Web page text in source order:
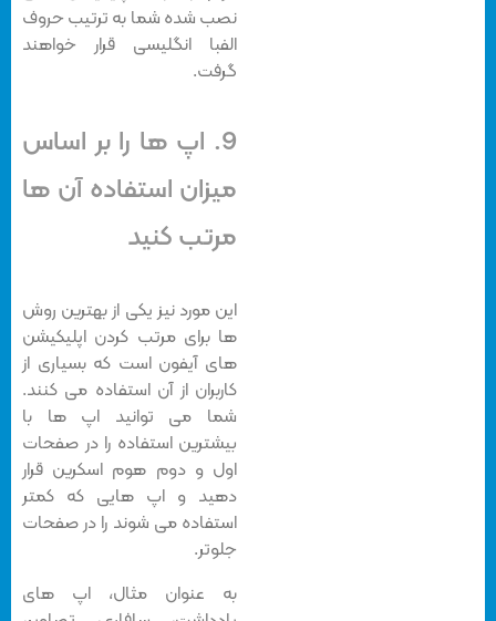
نصب شده شما به ترتیب حروف
الفبا انگلیسی قرار خواهند
گرفت.
9. اپ ها را بر اساس
میزان استفاده آن ها
مرتب کنید
این مورد نیز یکی از بهترین روش
ها برای مرتب کردن اپلیکیشن
های آیفون است که بسیاری از
کاربران از آن استفاده می کنند.
شما می توانید اپ ها با
بیشترین استفاده را در صفحات
اول و دوم هوم اسکرین قرار
دهید و اپ هایی که کمتر
استفاده می شوند را در صفحات
جلوتر.
به عنوان مثال، اپ های